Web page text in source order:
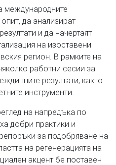
международните
да анализират
и да начертаят
на изоставени
регион. В рамките на
работни сесии за
резултати, както
инструменти.
на напредъка по
добри практики и
за подобряване на
на регенерацията на
акцент бе поставен